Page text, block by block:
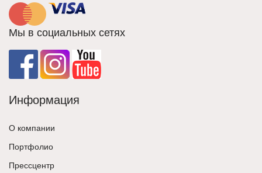
Мы в социальных сетях
Информация
О компании
Портфолио
Прессцентр